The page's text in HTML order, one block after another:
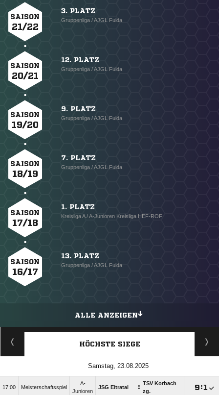
SAISON
21/22
3. PLATZ
Gruppenliga / AJGL Fulda
SAISON
20/21
12. PLATZ
Gruppenliga / AJGL Fulda
SAISON
19/20
9. PLATZ
Gruppenliga / AJGL Fulda
SAISON
18/19
7. PLATZ
Gruppenliga / AJGL Fulda
SAISON
17/18
1. PLATZ
Kreisliga A / A-Junioren Kreisliga HEF-ROF
SAISON
16/17
13. PLATZ
Gruppenliga / AJGL Fulda
ALLE ANZEIGEN
HÖCHSTE SIEGE
Samstag, 23.08.2025
17:00 Meisterschaftsspiel
A-
Junioren
JSG Eitratal : TSV Korbach
zg.
: